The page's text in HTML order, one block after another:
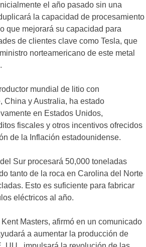
el año pasado sin una
la capacidad de procesamiento
que mejorará su capacidad para
de clientes clave como Tesla, que
norteamericano de este metal
mundial de litio con
China y Australia, ha estado
en Estados Unidos,
fiscales y otros incentivos ofrecidos
de la Inflación estadounidense.
Sur procesará 50,000 toneladas
tanto de la roca en Carolina del Norte
Esto es suficiente para fabricar
eléctricos al año.
Masters, afirmó en un comunicado
a aumentar la producción de